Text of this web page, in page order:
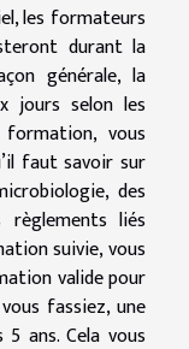
les formateurs
durant la
générale, la
jours selon les
vous
faut savoir sur
des
liés
suivie, vous
valide pour
fassiez, une
ans. Cela vous